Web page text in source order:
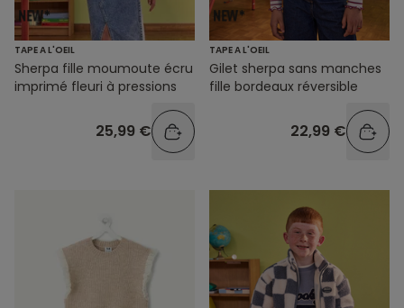
TAPE A L'OEIL
Sherpa fille moumoute écru
imprimé fleuri à pressions
25,99 €
TAPE A L'OEIL
Gilet sherpa sans manches
fille bordeaux réversible
22,99 €